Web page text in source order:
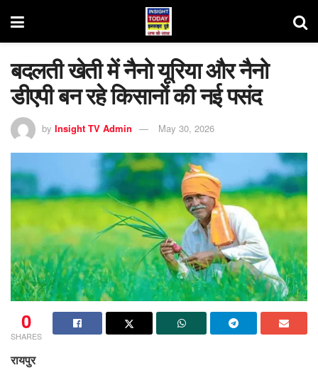
बदलती खेती में नैनो यूरिया और नैनो
डीएपी बन रहे किसानों की नई पसंद
by Insight TV Admin May 30, 2026
0
SHARES
रायपुर